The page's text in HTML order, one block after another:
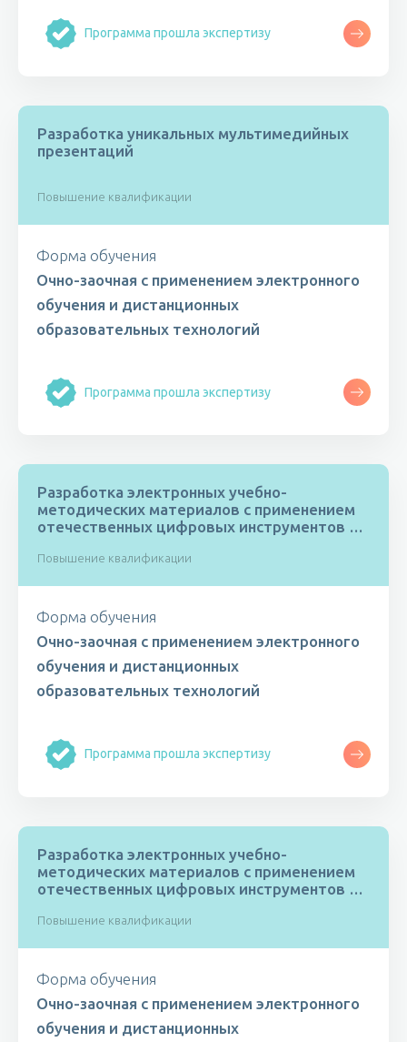
Программа прошла экспертизу
Разработка уникальных мультимедийных
презентаций
Повышение квалификации
Форма обучения
Очно-заочная с применением электронного
обучения и дистанционных
образовательных технологий
Программа прошла экспертизу
Разработка электронных учебно-
методических материалов с применением
отечественных цифровых инструментов и
Повышение квалификации
Форма обучения
Очно-заочная с применением электронного
обучения и дистанционных
образовательных технологий
Программа прошла экспертизу
Разработка электронных учебно-
методических материалов с применением
отечественных цифровых инструментов и
Повышение квалификации
Форма обучения
Очно-заочная с применением электронного
обучения и дистанционных